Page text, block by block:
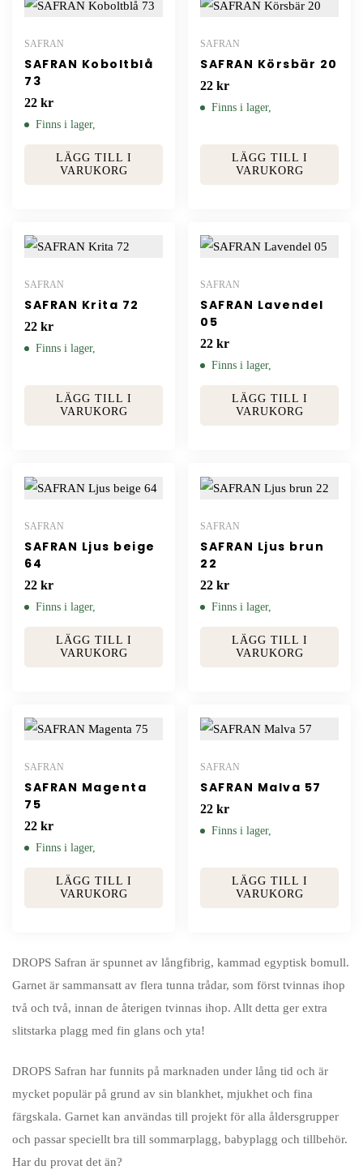
SAFRAN
SAFRAN Koboltblå
73
22 kr
Finns i lager,
LÄGG TILL I
VARUKORG
SAFRAN
SAFRAN Körsbär 20
22 kr
Finns i lager,
LÄGG TILL I
VARUKORG
SAFRAN
SAFRAN Krita 72
22 kr
Finns i lager,
LÄGG TILL I
VARUKORG
SAFRAN
SAFRAN Lavendel
05
22 kr
Finns i lager,
LÄGG TILL I
VARUKORG
SAFRAN
SAFRAN Ljus beige
64
22 kr
Finns i lager,
LÄGG TILL I
VARUKORG
SAFRAN
SAFRAN Ljus brun
22
22 kr
Finns i lager,
LÄGG TILL I
VARUKORG
SAFRAN
SAFRAN Magenta
75
22 kr
Finns i lager,
LÄGG TILL I
VARUKORG
SAFRAN
SAFRAN Malva 57
22 kr
Finns i lager,
LÄGG TILL I
VARUKORG
DROPS Safran är spunnet av långfibrig, kammad egyptisk bomull.
Garnet är sammansatt av flera tunna trådar, som först tvinnas ihop
två och två, innan de återigen tvinnas ihop. Allt detta ger extra
slitstarka plagg med fin glans och yta!
DROPS Safran har funnits på marknaden under lång tid och är
mycket populär på grund av sin blankhet, mjukhet och fina
färgskala. Garnet kan användas till projekt för alla åldersgrupper
och passar speciellt bra till sommarplagg, babyplagg och tillbehör.
Har du provat det än?